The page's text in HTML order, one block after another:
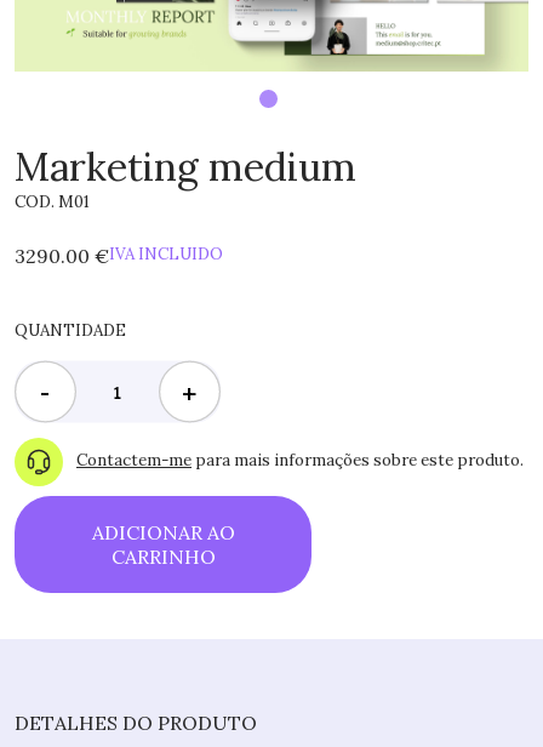
Marketing medium
COD. M01
3290.00 €IVA INCLUIDO
QUANTIDADE
- +
Contactem-me para mais informações sobre este produto.
ADICIONAR AO
CARRINHO
DETALHES DO PRODUTO